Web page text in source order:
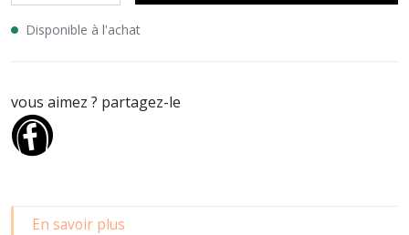
Disponible à l'achat
vous aimez ? partagez-le
En savoir plus